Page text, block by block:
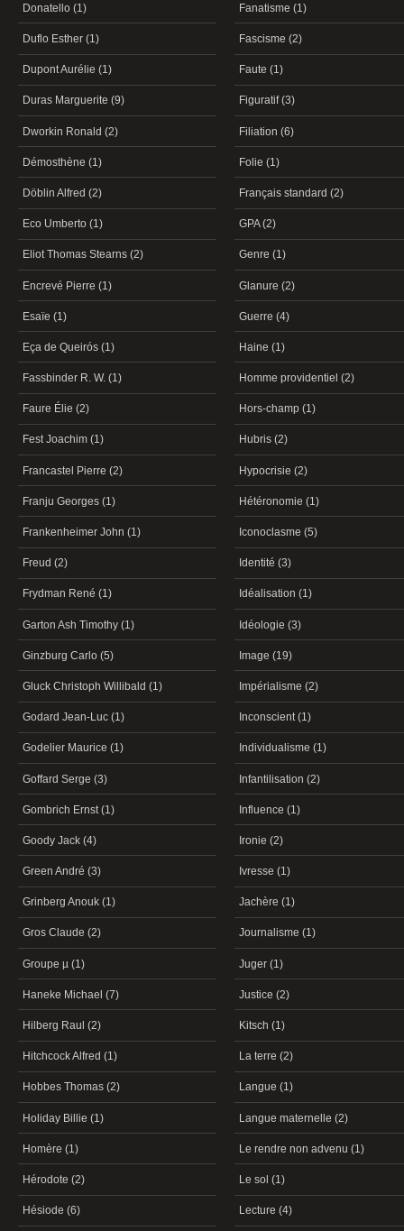
Donatello (1)
Duflo Esther (1)
Dupont Aurélie (1)
Duras Marguerite (9)
Dworkin Ronald (2)
Démosthène (1)
Döblin Alfred (2)
Eco Umberto (1)
Eliot Thomas Stearns (2)
Encrevé Pierre (1)
Esaïe (1)
Eça de Queirós (1)
Fassbinder R. W. (1)
Faure Élie (2)
Fest Joachim (1)
Francastel Pierre (2)
Franju Georges (1)
Frankenheimer John (1)
Freud (2)
Frydman René (1)
Garton Ash Timothy (1)
Ginzburg Carlo (5)
Gluck Christoph Willibald (1)
Godard Jean-Luc (1)
Godelier Maurice (1)
Goffard Serge (3)
Gombrich Ernst (1)
Goody Jack (4)
Green André (3)
Grinberg Anouk (1)
Gros Claude (2)
Groupe µ (1)
Haneke Michael (7)
Hilberg Raul (2)
Hitchcock Alfred (1)
Hobbes Thomas (2)
Holiday Billie (1)
Homère (1)
Hérodote (2)
Hésiode (6)
Fanatisme (1)
Fascisme (2)
Faute (1)
Figuratif (3)
Filiation (6)
Folie (1)
Français standard (2)
GPA (2)
Genre (1)
Glanure (2)
Guerre (4)
Haine (1)
Homme providentiel (2)
Hors-champ (1)
Hubris (2)
Hypocrisie (2)
Hétéronomie (1)
Iconoclasme (5)
Identité (3)
Idéalisation (1)
Idéologie (3)
Image (19)
Impérialisme (2)
Inconscient (1)
Individualisme (1)
Infantilisation (2)
Influence (1)
Ironie (2)
Ivresse (1)
Jachère (1)
Journalisme (1)
Juger (1)
Justice (2)
Kitsch (1)
La terre (2)
Langue (1)
Langue maternelle (2)
Le rendre non advenu (1)
Le sol (1)
Lecture (4)